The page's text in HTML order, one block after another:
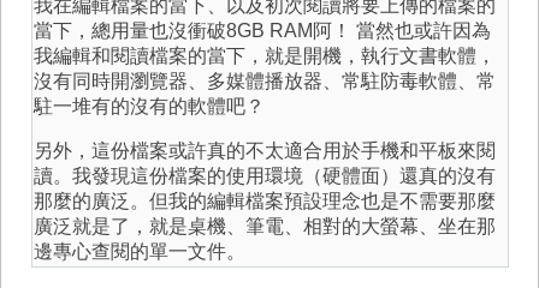
我在編輯檔案的當下、以及初次閱讀將要上傳的檔案的
當下，總用量也沒衝破8GB RAM阿！ 當然也或許因為
我編輯和閱讀檔案的當下，就是開機，執行文書軟體，
沒有同時開瀏覽器、多媒體播放器、常駐防毒軟體、常
駐一堆有的沒有的軟體吧？
另外，這份檔案或許真的不太適合用於手機和平板來閱
讀。我發現這份檔案的使用環境（硬體面）還真的沒有
那麼的廣泛。但我的編輯檔案預設理念也是不需要那麼
廣泛就是了，就是桌機、筆電、相對的大螢幕、坐在那
邊專心查閱的單一文件。